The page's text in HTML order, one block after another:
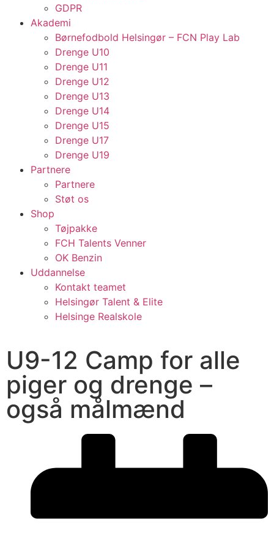
GDPR
Akademi
Børnefodbold Helsingør – FCN Play Lab
Drenge U10
Drenge U11
Drenge U12
Drenge U13
Drenge U14
Drenge U15
Drenge U17
Drenge U19
Partnere
Partnere
Støt os
Shop
Tøjpakke
FCH Talents Venner
OK Benzin
Uddannelse
Kontakt teamet
Helsingør Talent & Elite
Helsinge Realskole
U9-12 Camp for alle
piger og drenge –
også målmænd